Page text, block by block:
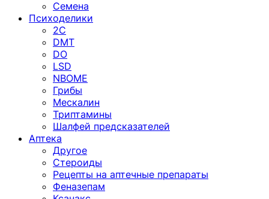
Семена
Психоделики
2C
DMT
DO
LSD
NBOME
Грибы
Мескалин
Триптамины
Шалфей предсказателей
Аптека
Другое
Стероиды
Рецепты на аптечные препараты
Феназепам